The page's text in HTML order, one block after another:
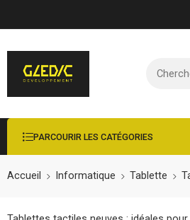
PARCOURIR LES CATÉGORIES
Accueil Informatique Tablette